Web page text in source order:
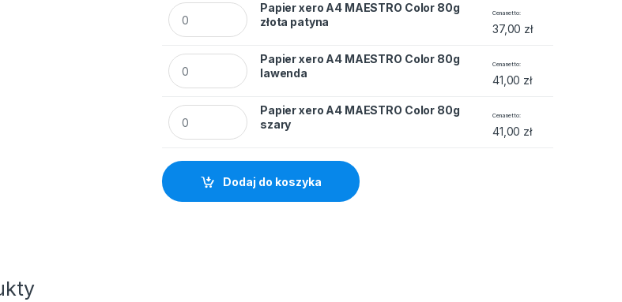
Papier xero A4 MAESTRO Color 80g złota patyna quantity
Papier xero A4 MAESTRO Color 80g
złota patyna
Cena netto
37,00 zł
Papier xero A4 MAESTRO Color 80g lawenda quantity
Papier xero A4 MAESTRO Color 80g
lawenda
Cena netto
41,00 zł
Papier xero A4 MAESTRO Color 80g szary quantity
Papier xero A4 MAESTRO Color 80g
szary
Cena netto
41,00 zł
Dodaj do koszyka